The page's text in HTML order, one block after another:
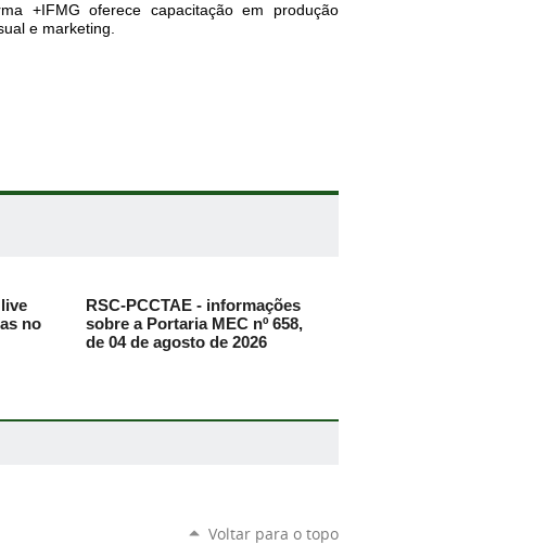
+IFMG oferece capacitação em produção
e marketing.
no
RSC-PCCTAE - informações
sobre a Portaria MEC nº 658,
de 04 de agosto de 2026
Voltar para o topo